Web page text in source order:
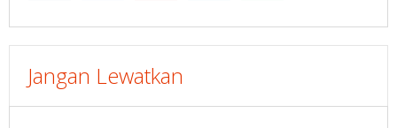
Jangan Lewatkan